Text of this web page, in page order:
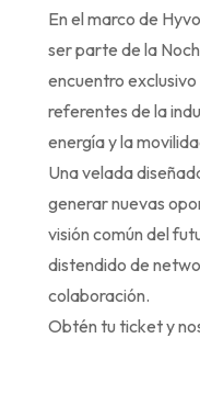
En el marco de
ser parte de la
encuentro
referentes de la
energía y la
Una velada
generar nuevas
visión común del
distendido de
colaboración.
Obtén tu ticket y